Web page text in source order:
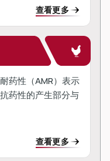
查看更多
药性（AMR）表示
药性的产生部分与
查看更多